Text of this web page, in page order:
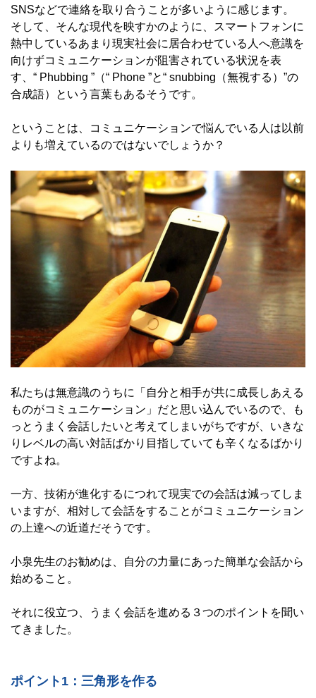
SNSなどで連絡を取り合うことが多いように感じます。
そして、そんな現代を映すかのように、スマートフォンに
熱中しているあまり現実社会に居合わせている人へ意識を
向けずコミュニケーションが阻害されている状況を表
す、“ Phubbing ”（“ Phone ”と“ snubbing（無視する）”の
合成語）という言葉もあるそうです。
ということは、コミュニケーションで悩んでいる人は以前
よりも増えているのではないでしょうか？
私たちは無意識のうちに「自分と相手が共に成長しあえる
ものがコミュニケーション」だと思い込んでいるので、も
っとうまく会話したいと考えてしまいがちですが、いきな
りレベルの高い対話ばかり目指していても辛くなるばかり
ですよね。
一方、技術が進化するにつれて現実での会話は減ってしま
いますが、相対して会話をすることがコミュニケーション
の上達への近道だそうです。
小泉先生のお勧めは、自分の力量にあった簡単な会話から
始めること。
それに役立つ、うまく会話を進める３つのポイントを聞い
てきました。
ポイント1：三角形を作る